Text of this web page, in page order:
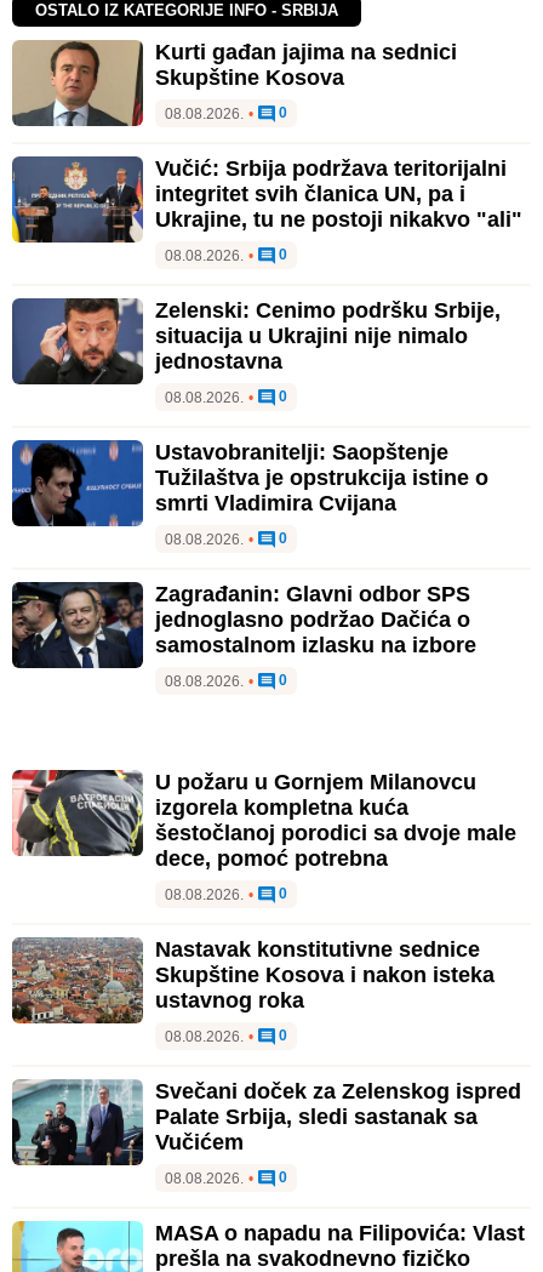
OSTALO IZ KATEGORIJE INFO - SRBIJA
Kurti gađan jajima na sednici
Skupštine Kosova
08.08.2026. • 0
Vučić: Srbija podržava teritorijalni
integritet svih članica UN, pa i
Ukrajine, tu ne postoji nikakvo "ali"
08.08.2026. • 0
Zelenski: Cenimo podršku Srbije,
situacija u Ukrajini nije nimalo
jednostavna
08.08.2026. • 0
Ustavobranitelji: Saopštenje
Tužilaštva je opstrukcija istine o
smrti Vladimira Cvijana
08.08.2026. • 0
Zagrađanin: Glavni odbor SPS
jednoglasno podržao Dačića o
samostalnom izlasku na izbore
08.08.2026. • 0
U požaru u Gornjem Milanovcu
izgorela kompletna kuća
šestočlanoj porodici sa dvoje male
dece, pomoć potrebna
08.08.2026. • 0
Nastavak konstitutivne sednice
Skupštine Kosova i nakon isteka
ustavnog roka
08.08.2026. • 0
Svečani doček za Zelenskog ispred
Palate Srbija, sledi sastanak sa
Vučićem
08.08.2026. • 0
MASA o napadu na Filipovića: Vlast
prešla na svakodnevno fizičko